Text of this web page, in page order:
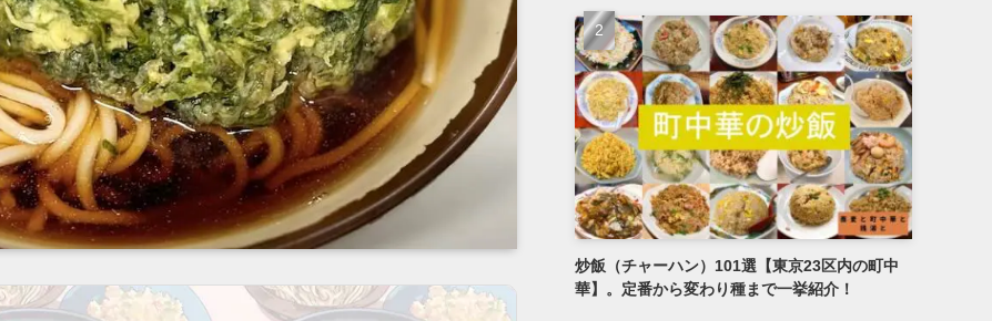
炒飯（チャーハン）101選【東京23区内の町中
華】。定番から変わり種まで一挙紹介！